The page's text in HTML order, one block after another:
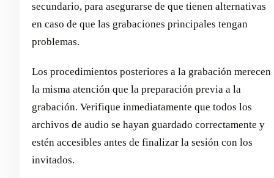
secundario, para asegurarse de que tienen alternativas
en caso de que las grabaciones principales tengan
problemas.
Los procedimientos posteriores a la grabación merecen
la misma atención que la preparación previa a la
grabación. Verifique inmediatamente que todos los
archivos de audio se hayan guardado correctamente y
estén accesibles antes de finalizar la sesión con los
invitados.